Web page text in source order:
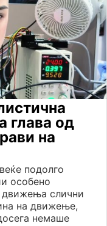
глава од
на
подолго
особено
движења слични
на движење,
немаше